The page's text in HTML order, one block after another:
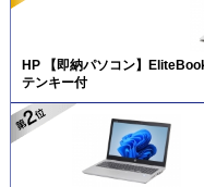
HP 【即納パソコン】
テンキー付